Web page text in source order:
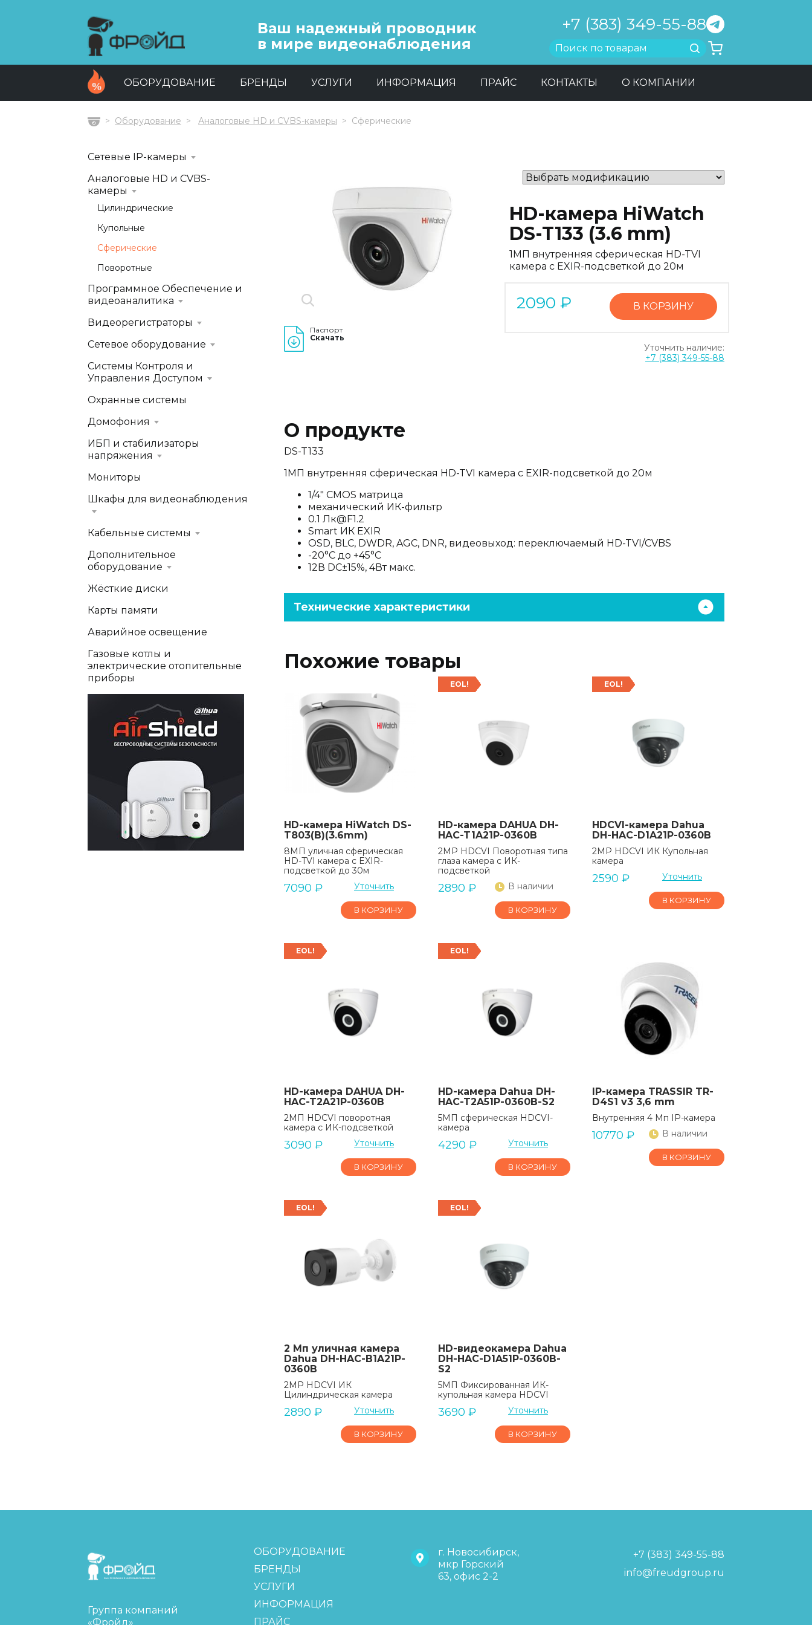
Ваш надежный проводник
в мире видеонаблюдения
+7 (383) 349-55-88
Найти
ОБОРУДОВАНИЕ БРЕНДЫ УСЛУГИ ИНФОРМАЦИЯ ПРАЙС КОНТАКТЫ О КОМПАНИИ
ГлавнаяОборудование Аналоговые HD и CVBS-камеры Сферические
Паспорт
Скачать
HD-камера HiWatch
DS-T133 (3.6 mm)
1МП внутренняя сферическая HD-TVI
камера с EXIR-подсветкой до 20м
2090 ₽ В КОРЗИНУ
Уточнить наличие:
+7 (383) 349-55-88
О продукте
DS-T133
1МП внутренняя сферическая HD-TVI камера с EXIR-подсветкой до 20м
1/4" CMOS матрица
механический ИК-фильтр
0.1 Лк@F1.2
Smart ИК EXIR
OSD, BLC, DWDR, AGC, DNR, видеовыход: переключаемый HD-TVI/CVBS
-20°С до +45°С
12В DC±15%, 4Вт макс.
Технические характеристики
Похожие товары
HD-камера HiWatch DS-
T803(B)(3.6mm)
8МП уличная сферическая
HD-TVI камера с EXIR-
подсветкой до 30м
7090 ₽ Уточнить
В КОРЗИНУ
EOL!
HD-камера DAHUA DH-
HAC-T1A21P-0360B
2MP HDCVI Поворотная типа
глаза камера с ИК-
подсветкой
2890 ₽ В наличии
В КОРЗИНУ
EOL!
HDCVI-камера Dahua
DH-HAC-D1A21P-0360B
2MP HDCVI ИК Купольная
камера
2590 ₽ Уточнить
В КОРЗИНУ
EOL!
HD-камера DAHUA DH-
HAC-T2A21P-0360B
2MП HDCVI поворотная
камера с ИК-подсветкой
3090 ₽ Уточнить
В КОРЗИНУ
EOL!
HD-камера Dahua DH-
HAC-T2A51P-0360B-S2
5МП сферическая HDCVI-
камера
4290 ₽ Уточнить
В КОРЗИНУ
IP-камера TRASSIR TR-
D4S1 v3 3,6 mm
Внутренняя 4 Мп IP-камера
10770 ₽ В наличии
В КОРЗИНУ
EOL!
2 Мп уличная камера
Dahua DH-HAC-B1A21P-
0360B
2MP HDCVI ИК
Цилиндрическая камера
2890 ₽ Уточнить
В КОРЗИНУ
EOL!
HD-видеокамера Dahua
DH-HAC-D1A51P-0360B-
S2
5МП Фиксированная ИК-
купольная камера HDCVI
3690 ₽ Уточнить
В КОРЗИНУ
Сетевые IP-камеры
Аналоговые HD и CVBS-
камеры
Цилиндрические
Купольные
Сферические
Поворотные
Программное Обеспечение и
видеоаналитика
Видеорегистраторы
Сетевое оборудование
Системы Контроля и
Управления Доступом
Охранные системы
Домофония
ИБП и стабилизаторы
напряжения
Мониторы
Шкафы для видеонаблюдения
Кабельные системы
Дополнительное
оборудование
Жёсткие диски
Карты памяти
Аварийное освещение
Газовые котлы и
электрические отопительные
приборы
FreudGroup
Группа компаний
«Фройд»
ОБОРУДОВАНИЕ
БРЕНДЫ
УСЛУГИ
ИНФОРМАЦИЯ
ПРАЙС
г. Новосибирск,
мкр Горский
63, офис 2-2
+7 (383) 349-55-88
info@freudgroup.ru